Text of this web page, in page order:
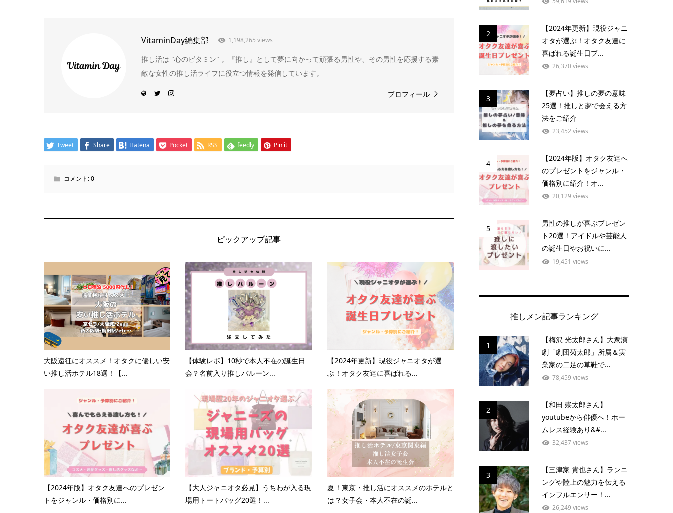
VitaminDay編集部 1,198,265 views
推し活は "心のビタミン" 。『推し』として夢に向かって頑張る男性や、その男性を応援する素
敵な女性の推し活ライフに役立つ情報を発信しています。
プロフィール
Tweet Share Hatena Pocket RSS feedly Pin it
コメント:0
ピックアップ記事
大阪遠征にオススメ！オタクに優しい安
い推し活ホテル18選！【...
【体験レポ】10秒で本人不在の誕生日
会？名前入り推しバルーン...
【2024年更新】現役ジャニオタが選
ぶ！オタク友達に喜ばれる...
【2024年版】オタク友達へのプレゼン
トをジャンル・価格別に...
【大人ジャニオタ必見】うちわが入る現
場用トートバッグ20選！...
夏！東京・推し活にオススメのホテルと
は？女子会・本人不在の誕...
2
【2024年更新】現役ジャニ
オタが選ぶ！オタク友達に
喜ばれる誕生日プ...
26,370 views
3
【夢占い】推しの夢の意味
25選！推しと夢で会える方
法をご紹介
23,452 views
4
【2024年版】オタク友達へ
のプレゼントをジャンル・
価格別に紹介！オ...
20,129 views
5
男性の推しが喜ぶプレゼン
ト20選！アイドルや芸能人
の誕生日やお祝いに...
19,451 views
推しメン記事ランキング
1
【梅沢 光太郎さん】大衆演
劇「劇団菊太郎」所属＆実
業家の二足の草鞋で...
78,459 views
2
【和田 崇太郎さん】
youtubeから俳優へ！ホー
ムレス経験あり&#...
32,437 views
3
【三津家 貴也さん】ランニ
ングや陸上の魅力を伝える
インフルエンサー！...
26,249 views